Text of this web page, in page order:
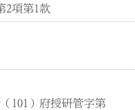
2項第1款
101）府授研管字第